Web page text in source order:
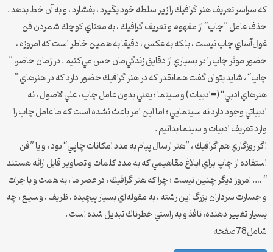
كه سراسر تعريف هنر گرافيك را زير سلطه خود بگيرد ، بفشارد ، و به آن خط بدهد .
حذف عامل ”چاپ“ از مفهوم و تعريف گرافيك ، به معناي كوچك شمردن فن
غول‌آساي چاپ نيست ، بلكه به عكس ، دقيقا به همين خاطر است كه امروزه ،
حضور موثر چاپ را در بسياري از دقايق زندگي‌مان حس مي‌كنيم . در زمان حاضر، ”
چاپ“ ، شايد بتوان گفت همانقدر كه در هنر گرافيك حضور دارد كه در هنرهاي ”
هنرهاي ادبي“ (=ادبيات ) و سينما ؛ يعني بدون عامل چاپ ، علي‌‌الاصول ، نه
ادبياتي وجود دارد نه سينمايي ؛ اما اين امر باعث نشده است كه ما عامل چاپ را
وارد تعريف ادبيات و سينما بدانيم .
اگر روزگاري هم گرافيك ، ”هنر ارسال پيام به مدد امكانات چاپي“ بود ، و يا ”فن
استفاده از چاپ براي ابلاغ مقاهيمي كه به مدد كلمات و تصاوير قابل ارائه هستند
“ …. امروز ديگر چنين نيست ؛ چرا كه هنر گرافيك ، در عصر ما ، به همت و با جرات
و جسارت سرداران بزرگ اين رشته ، به مقوله‌اي بسيار پيچيده ، ظريف ، وسيع ، چه
بسيار تغيير دهنده، نافذ و به راستي خطرناك تبديل شده است .
شامل78صفحه